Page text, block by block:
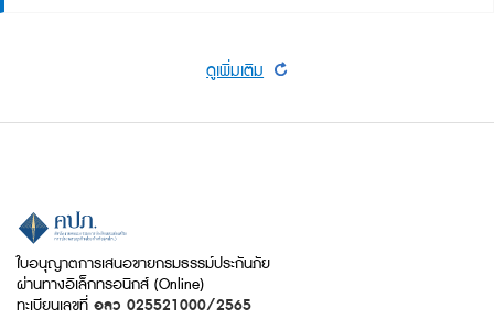
ดูเพิ่มเติม
ใบอนุญาตการเสนอขายกรมธรรม์ประกันภัย
ผ่านทางอิเล็กทรอนิกส์ (Online)
ทะเบียนเลขที่ อลว 025521000/2565